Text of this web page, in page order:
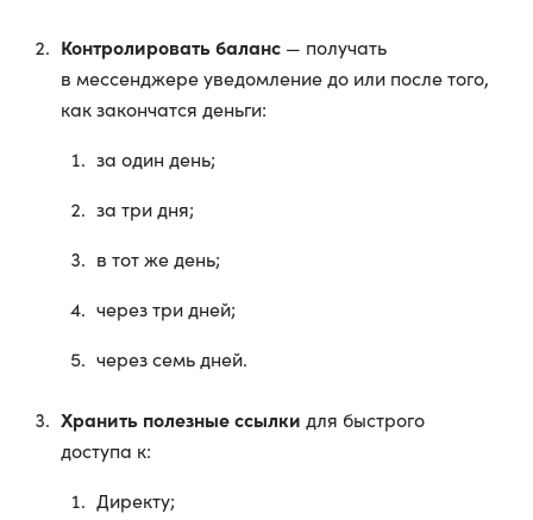
Контролировать баланс — получать
в мессенджере уведомление до или после того,
как закончатся деньги:
за один день;
за три дня;
в тот же день;
через три дней;
через семь дней.
Хранить полезные ссылки для быстрого
доступа к:
Директу;